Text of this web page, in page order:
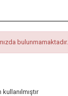
bulunmamaktadır.